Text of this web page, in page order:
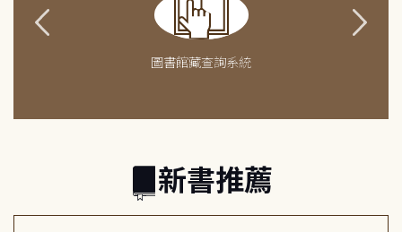
圖書館藏查詢系統
新書推薦